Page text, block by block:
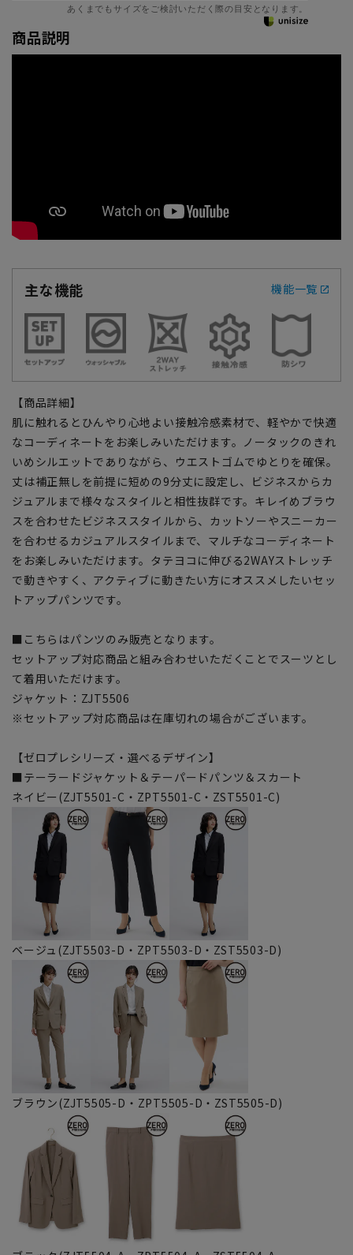
あくまでもサイズをご検討いただく際の目安となります。
商品説明
主な機能 機能一覧
【商品詳細】
肌に触れるとひんやり心地よい接触冷感素材で、軽やかで快適
なコーディネートをお楽しみいただけます。ノータックのきれ
いめシルエットでありながら、ウエストゴムでゆとりを確保。
丈は補正無しを前提に短めの9分丈に設定し、ビジネスからカ
ジュアルまで様々なスタイルと相性抜群です。キレイめブラウ
スを合わせたビジネススタイルから、カットソーやスニーカー
を合わせるカジュアルスタイルまで、マルチなコーディネート
をお楽しみいただけます。タテヨコに伸びる2WAYストレッチ
で動きやすく、アクティブに動きたい方にオススメしたいセッ
トアップパンツです。
■こちらはパンツのみ販売となります。
セットアップ対応商品と組み合わせいただくことでスーツとし
て着用いただけます。
ジャケット：ZJT5506
※セットアップ対応商品は在庫切れの場合がございます。
【ゼロプレシリーズ・選べるデザイン】
■テーラードジャケット＆テーパードパンツ＆スカート
ネイビー(ZJT5501-C・ZPT5501-C・ZST5501-C)
ベージュ(ZJT5503-D・ZPT5503-D・ZST5503-D)
ブラウン(ZJT5505-D・ZPT5505-D・ZST5505-D)